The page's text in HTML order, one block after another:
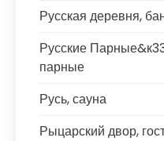
Русская деревня,
Русские
парные
Русь, сауна
Рыцарский двор,